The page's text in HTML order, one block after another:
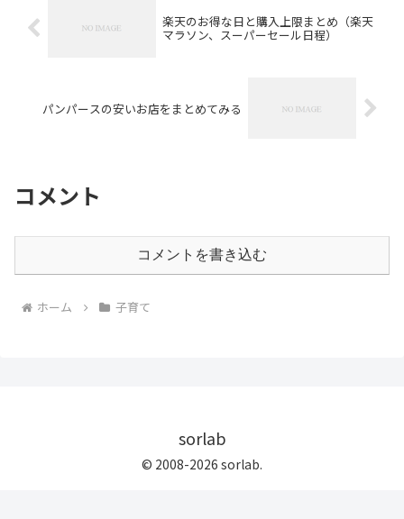
楽天のお得な日と購入上限まとめ（楽天
マラソン、スーパーセール日程）
パンパースの安いお店をまとめてみる
コメント
コメントを書き込む
ホーム 子育て
sorlab
© 2008-2026 sorlab.